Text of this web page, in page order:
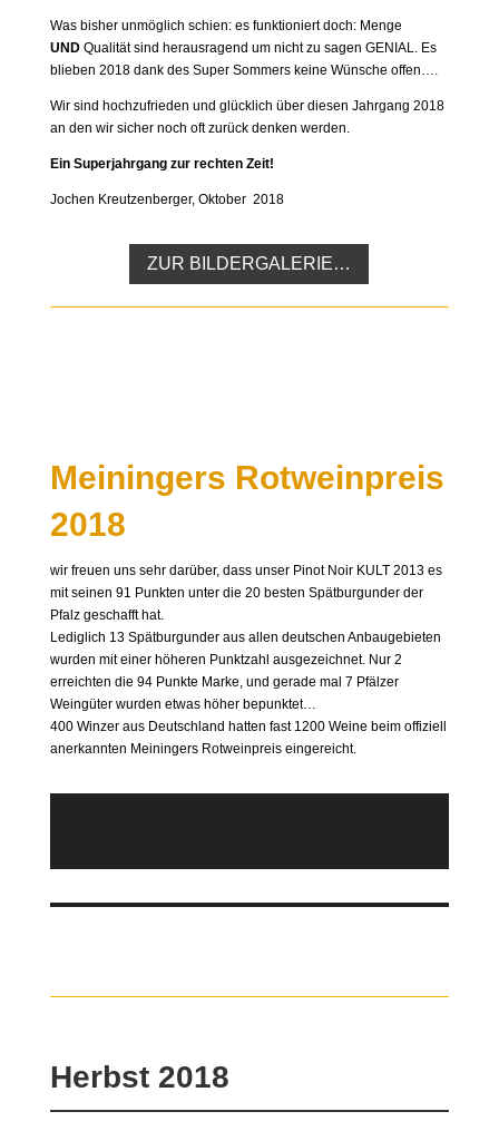
Was bisher unmöglich schien: es funktioniert doch: Menge
UND Qualität sind herausragend um nicht zu sagen GENIAL. Es
blieben 2018 dank des Super Sommers keine Wünsche offen….
Wir sind hochzufrieden und glücklich über diesen Jahrgang 2018
an den wir sicher noch oft zurück denken werden.
Ein Superjahrgang zur rechten Zeit!
Jochen Kreutzenberger, Oktober 2018
ZUR BILDERGALERIE…
Meiningers Rotweinpreis
2018
wir freuen uns sehr darüber, dass unser Pinot Noir KULT 2013 es
mit seinen 91 Punkten unter die 20 besten Spätburgunder der
Pfalz geschafft hat.
Lediglich 13 Spätburgunder aus allen deutschen Anbaugebieten
wurden mit einer höheren Punktzahl ausgezeichnet. Nur 2
erreichten die 94 Punkte Marke, und gerade mal 7 Pfälzer
Weingüter wurden etwas höher bepunktet…
400 Winzer aus Deutschland hatten fast 1200 Weine beim offiziell
anerkannten Meiningers Rotweinpreis eingereicht.
Herbst 2018